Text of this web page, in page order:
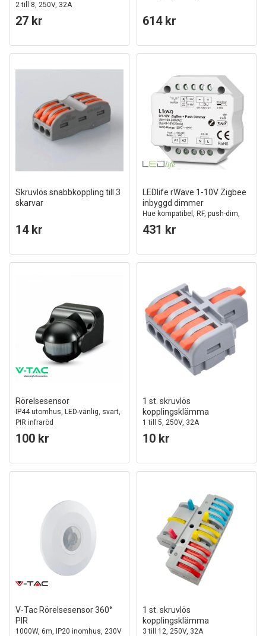
2 till 8, 250V, 32A
27 kr 614 kr
Skruvlös snabbkoppling till 3
skarvar
14 kr
LEDlife rWave 1-10V Zigbee
inbyggd dimmer
Hue kompatibel, RF, push-dim,
LED dimmer, till inbyggning
431 kr
Rörelsesensor
IP44 utomhus, LED-vänlig, svart,
PIR infraröd
100 kr
1 st. skruvlös
kopplingsklämma
1 till 5, 250V, 32A
10 kr
V-Tac Rörelsesensor 360°
PIR
1000W, 6m, IP20 inomhus, 230V
1 st. skruvlös
kopplingsklämma
3 till 12, 250V, 32A